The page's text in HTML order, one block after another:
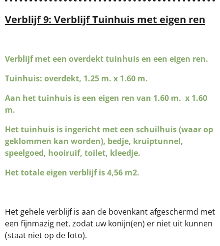
Verblijf 9: Verblijf Tuinhuis met eigen ren
Verblijf met een overdekt tuinhuis en een eigen ren.
Tuinhuis: overdekt, 1.25 m. x 1.60 m.
Aan het tuinhuis is een eigen ren van 1.60 m. x 1.60
m.
Het tuinhuis is ingericht met een schuilhuis (waar op
geklommen kan worden), bedje, kruiptunnel,
speelgoed, hooiruif, toilet, kleedje.
Het totale eigen verblijf is 4,56 m2.
Het gehele verblijf is aan de bovenkant afgeschermd met
een fijnmazig net, zodat uw konijn(en) er niet uit kunnen
(staat niet op de foto).